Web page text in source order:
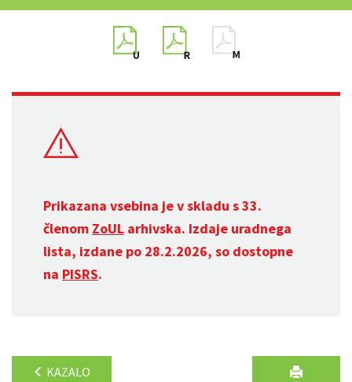
Prikazana vsebina je v skladu s 33.
členom ZoUL arhivska. Izdaje uradnega
lista, izdane po 28.2.2026, so dostopne
na PISRS.
KAZALO